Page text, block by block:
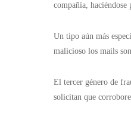
compañía, haciéndose
Un tipo aún más
malicioso los mails
El tercer género de
solicitan que